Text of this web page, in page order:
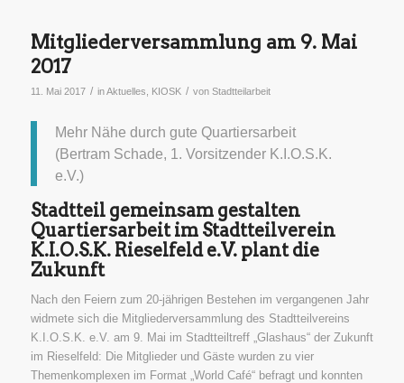
Mitgliederversammlung am 9. Mai
2017
11. Mai 2017 / inAktuelles KIOSK / von Stadtteilarbeit
Mehr Nähe durch gute Quartiersarbeit
(Bertram Schade, 1. Vorsitzender K.I.O.S.K.
e.V.)
Stadtteil gemeinsam gestalten
Quartiersarbeit im Stadtteilverein
K.I.O.S.K. Rieselfeld e.V. plant die
Zukunft
Nach den Feiern zum 20-jährigen Bestehen im vergangenen Jahr
widmete sich die Mitgliederversammlung des Stadtteilvereins
K.I.O.S.K. e.V. am 9. Mai im Stadtteiltreff „Glashaus“ der Zukunft
im Rieselfeld: Die Mitglieder und Gäste wurden zu vier
Themenkomplexen im Format „World Café“ befragt und konnten